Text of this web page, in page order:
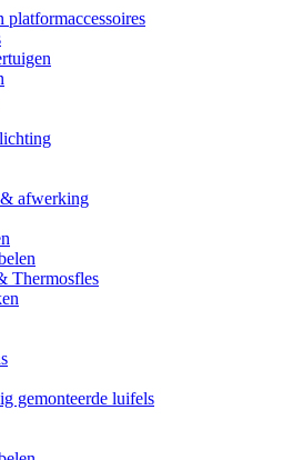
platformaccessoires
afwerking
Thermosfles
gemonteerde luifels